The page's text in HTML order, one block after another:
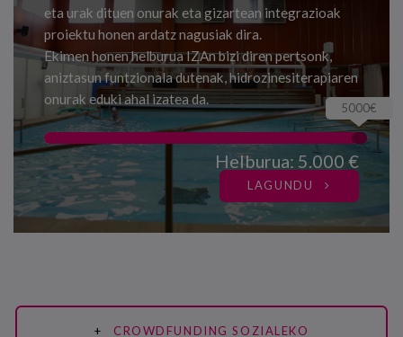
eta urak dituen onurak eta gizartean integrazioak
proiektu honen ardatz nagusiak dira.
Ekimen honen helburua IZAn bizi diren pertsonk,
aniztasun funtzionala dutenak, hidrozinesiterapiaren
onurak eduki ahal izatea da.
5000€
Helburua: 5.000 €
LAGUNDU
CROWDFUNDING SOZIALEKO